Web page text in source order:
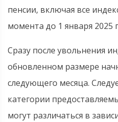
пенсии, включая все
момента до 1 января 2025
Сразу после увольнения
обновленном размере
следующего месяца.
категории
могут различаться в